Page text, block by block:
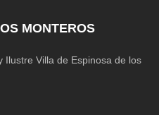
MONTEROS
Ilustre Villa de Espinosa de los